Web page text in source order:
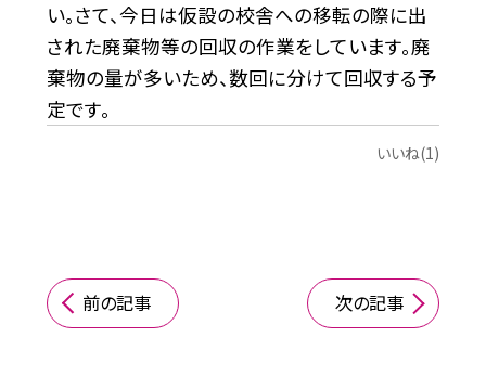
い。さて、今日は仮設の校舎への移転の際に出
された廃棄物等の回収の作業をしています。廃
棄物の量が多いため、数回に分けて回収する予
定です。
いいね(1)
前の記事 次の記事